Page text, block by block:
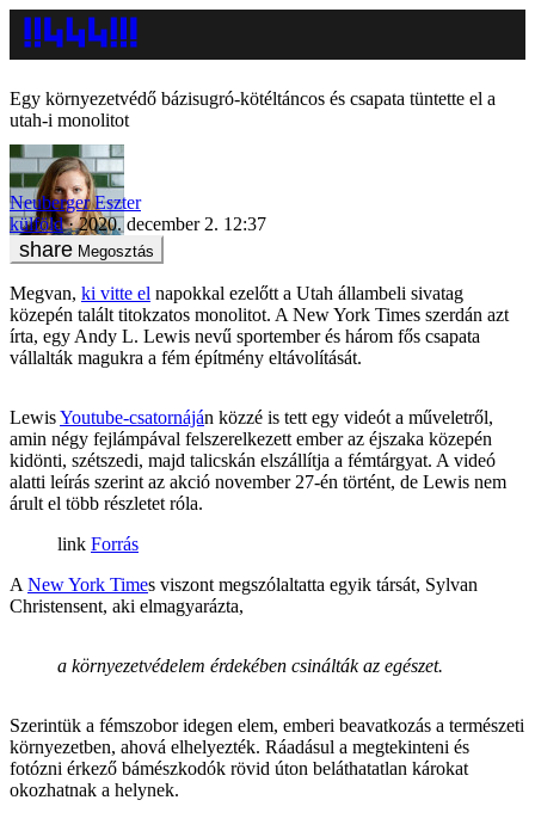
Egy környezetvédő bázisugró-kötéltáncos és csapata tüntette el a
utah-i monolitot
Neuberger Eszter
külföld
2020. december 2. 12:37
Megosztás
Megvan, ki vitte el napokkal ezelőtt a Utah állambeli sivatag
közepén talált titokzatos monolitot. A New York Times szerdán azt
írta, egy Andy L. Lewis nevű sportember és három fős csapata
vállalták magukra a fém építmény eltávolítását.
LewisYoutube-csatornáján közzé is tett egy videót a műveletről,
amin négy fejlámpával felszerelkezett ember az éjszaka közepén
kidönti, szétszedi, majd talicskán elszállítja a fémtárgyat. A videó
alatti leírás szerint az akció november 27-én történt, de Lewis nem
árult el több részletet róla.
Forrás
A New York Times viszont megszólaltatta egyik társát, Sylvan
Christensent, aki elmagyarázta,
a környezetvédelem érdekében csinálták az egészet.
Szerintük a fémszobor idegen elem, emberi beavatkozás a természeti
környezetben, ahová elhelyezték. Ráadásul a megtekinteni és
fotózni érkező bámészkodók rövid úton beláthatatlan károkat
okozhatnak a helynek.